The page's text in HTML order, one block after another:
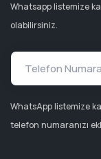
Whatsapp listemize
olabilirsiniz.
WhatsApp listemize
telefon numaranızı